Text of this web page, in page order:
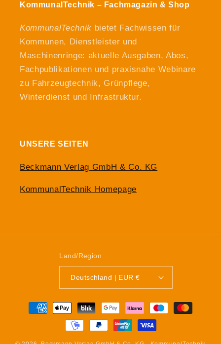
KommunalTechnik – Fachmagazin & Shop
KommunalTechnik bietet Fachwissen für
Kommunen, Dienstleister und
Maschinenringe: aktuelle Ausgaben, Abos,
Fachpublikationen und praxisnahe Webinare
zu Fahrzeugtechnik, Grünpflege,
Winterdienst und Infrastruktur.
UNSERE SEITEN
Beckmann Verlag GmbH & Co. KG
KommunalTechnik Homepage
Land/Region
Deutschland | EUR €
Zahlungsmethoden